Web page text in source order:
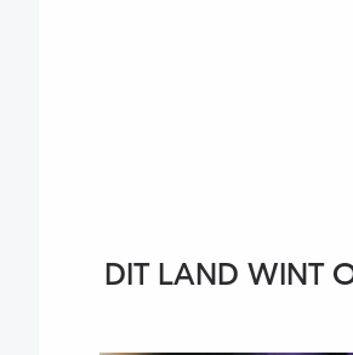
DIT LAND WINT